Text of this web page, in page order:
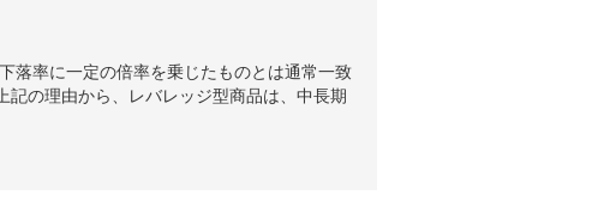
落率に一定の倍率を乗じたものとは通常一致
の理由から、レバレッジ型商品は、中長期